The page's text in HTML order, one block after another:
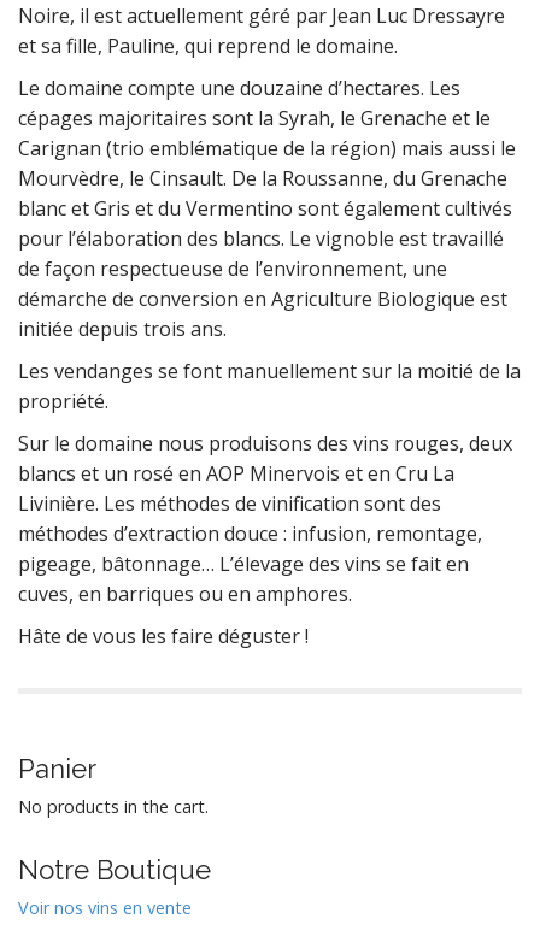
Noire, il est actuellement géré par Jean Luc Dressayre
et sa fille, Pauline, qui reprend le domaine.
Le domaine compte une douzaine d’hectares. Les
cépages majoritaires sont la Syrah, le Grenache et le
Carignan (trio emblématique de la région) mais aussi le
Mourvèdre, le Cinsault. De la Roussanne, du Grenache
blanc et Gris et du Vermentino sont également cultivés
pour l’élaboration des blancs. Le vignoble est travaillé
de façon respectueuse de l’environnement, une
démarche de conversion en Agriculture Biologique est
initiée depuis trois ans.
Les vendanges se font manuellement sur la moitié de la
propriété.
Sur le domaine nous produisons des vins rouges, deux
blancs et un rosé en AOP Minervois et en Cru La
Livinière. Les méthodes de vinification sont des
méthodes d’extraction douce : infusion, remontage,
pigeage, bâtonnage… L’élevage des vins se fait en
cuves, en barriques ou en amphores.
Hâte de vous les faire déguster !
Panier
No products in the cart.
Notre Boutique
Voir nos vins en vente